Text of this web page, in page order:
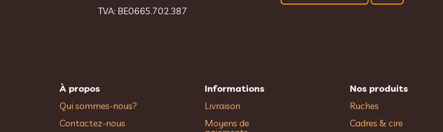
TVA: BE0665.702.387
À propos
Qui sommes-nous?
Contactez-nous
Informations
Livraison
Moyens de
Nos produits
Ruches
Cadres & cire